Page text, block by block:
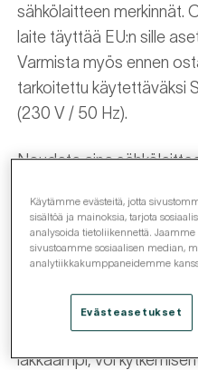
sähkölaitteen merkinnät.
laite täyttää EU:n sille
Varmista myös ennen
tarkoitettu käytettäväksi
(230 V / 50 Hz).
Noudata aina
että sähkötöitä
tehdä vain sähköalan
Kaikkien valaisimien
uudessa talossa on
valaisinpistotulppaan.
iäkkäämpi, voi
Käytämme evästeitä, jotta
sisältöä ja mainoksia, tarjota
analysoida tietoliikennettä. Jaamme
sivustoamme sosiaalisen median,
analytiikkakumppaneidemme
Evästeasetukset